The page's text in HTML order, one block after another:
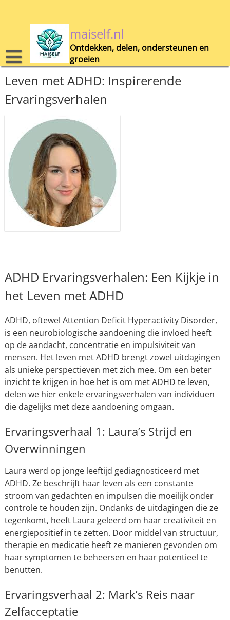
maiself.nl
Ontdekken, delen, ondersteunen en
groeien
Leven met ADHD: Inspirerende
Ervaringsverhalen
ADHD Ervaringsverhalen: Een Kijkje in
het Leven met ADHD
ADHD, oftewel Attention Deficit Hyperactivity Disorder,
is een neurobiologische aandoening die invloed heeft
op de aandacht, concentratie en impulsiviteit van
mensen. Het leven met ADHD brengt zowel uitdagingen
als unieke perspectieven met zich mee. Om een beter
inzicht te krijgen in hoe het is om met ADHD te leven,
delen we hier enkele ervaringsverhalen van individuen
die dagelijks met deze aandoening omgaan.
Ervaringsverhaal 1: Laura’s Strijd en
Overwinningen
Laura werd op jonge leeftijd gediagnosticeerd met
ADHD. Ze beschrijft haar leven als een constante
stroom van gedachten en impulsen die moeilijk onder
controle te houden zijn. Ondanks de uitdagingen die ze
tegenkomt, heeft Laura geleerd om haar creativiteit en
energiepositief in te zetten. Door middel van structuur,
therapie en medicatie heeft ze manieren gevonden om
haar symptomen te beheersen en haar potentieel te
benutten.
Ervaringsverhaal 2: Mark’s Reis naar
Zelfacceptatie